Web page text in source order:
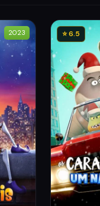
2023 ⭐ 6.5